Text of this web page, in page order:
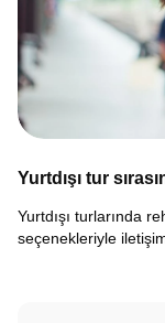
Yurtdışı tur
Yurtdışı turlarında
seçenekleriyle